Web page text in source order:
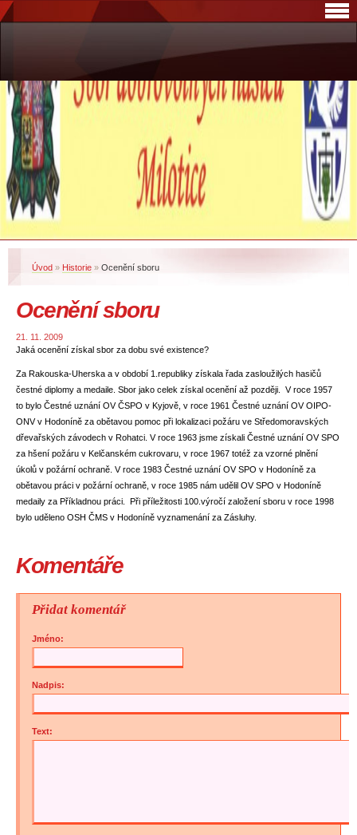
Úvod » Historie » Ocenění sboru
Ocenění sboru
21. 11. 2009
Jaká ocenění získal sbor za dobu své existence?
Za Rakouska-Uherska a v období 1.republiky získala řada zasloužilých hasičů
čestné diplomy a medaile. Sbor jako celek získal ocenění až později. V roce 1957
to bylo Čestné uznání OV ČSPO v Kyjově, v roce 1961 Čestné uznání OV OIPO-
ONV v Hodoníně za obětavou pomoc při lokalizaci požáru ve Středomoravských
dřevařských závodech v Rohatci. V roce 1963 jsme získali Čestné uznání OV SPO
za hšení požáru v Kelčanském cukrovaru, v roce 1967 totéž za vzorné plnění
úkolů v požární ochraně. V roce 1983 Čestné uznání OV SPO v Hodoníně za
obětavou práci v požární ochraně, v roce 1985 nám udělil OV SPO v Hodoníně
medaily za Příkladnou práci. Při příležitosti 100.výročí založení sboru v roce 1998
bylo uděleno OSH ČMS v Hodoníně vyznamenání za Zásluhy.
Komentáře
Přidat komentář
Jméno:
Nadpis:
Text: